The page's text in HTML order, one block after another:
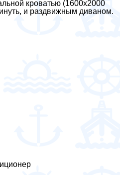
кроватью (1600х2000
и раздвижным диваном.